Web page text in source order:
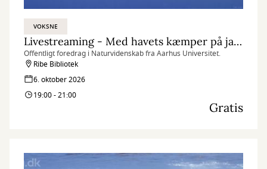
VOKSNE
Livestreaming - Med havets kæmper på jagt
Offentligt foredrag i Naturvidenskab fra Aarhus Universitet.
Ribe Bibliotek
6. oktober 2026
19:00 - 21:00
Gratis